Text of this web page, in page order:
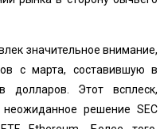
значительное внимание,
с марта, составившую в
долларов. Этот всплеск,
решение SEC